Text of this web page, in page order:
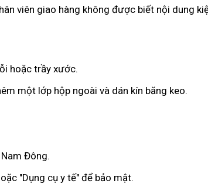
viên giao hàng không được biết nội dung
hoặc trầy xước.
một lớp hộp ngoài và dán kín băng keo.
Đông.
"Dụng cụ y tế" để bảo mật.